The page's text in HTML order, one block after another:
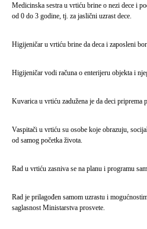
Medicinska sestra u vrtiću brine o nezi dece i
od 0 do 3 godine, tj. za jaslični uzrast dece.
Higijeničar u vrtiću brine da deca i zaposleni
Higijeničar vodi računa o enterijeru objekta i
Kuvarica u vrtiću zadužena je da deci priprema
Vaspitači u vrtiću su osobe koje obrazuju,
od samog početka života.
Rad u vrtiću zasniva se na planu i programu
Rad je prilagođen samom uzrastu i
saglasnost Ministarstva prosvete.